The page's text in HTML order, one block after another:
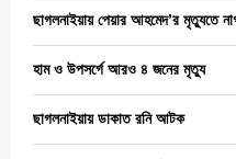
ছাগলনাইয়ায় পেয়ার আহমেদ’র মৃত্যুতে
হাম ও উপসর্গে আরও ৪ জনের মৃত্যু
ছাগলনাইয়ায় ডাকাত রনি আটক